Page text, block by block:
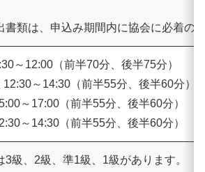
書類は、申込み期間内に協会に必着の
～12:00（前半70分、後半75分）
12:30～14:30（前半55分、後半60分）
～17:00（前半55分、後半60分）
～14:30（前半55分、後半60分）
3級、2級、準1級、1級があります。